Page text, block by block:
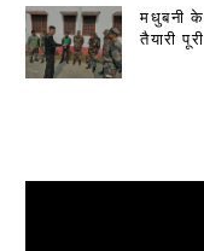
मधुबनी
तैयारी पूरी